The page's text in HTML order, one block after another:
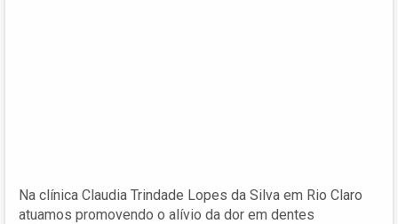
Na clínica Claudia Trindade Lopes da Silva em Rio Claro
atuamos promovendo o alívio da dor em dentes